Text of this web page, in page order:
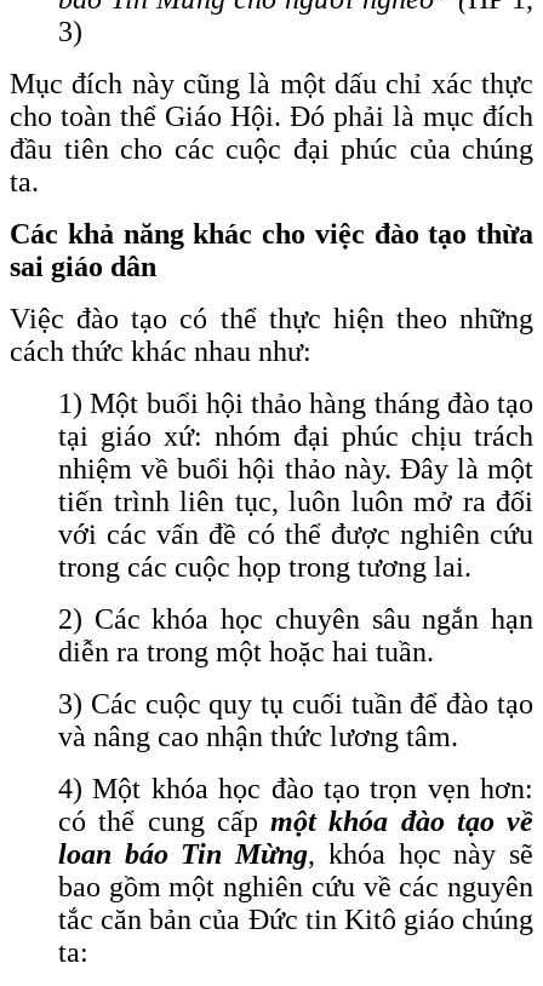
3)
Mục đích này cũng là một dấu chỉ xác thực
cho toàn thể Giáo Hội. Đó phải là mục đích
đầu tiên cho các cuộc đại phúc của chúng
ta.
Các khả năng khác cho việc đào tạo thừa
sai giáo dân
Việc đào tạo có thể thực hiện theo những
cách thức khác nhau như:
1) Một buổi hội thảo hàng tháng đào tạo
tại giáo xứ: nhóm đại phúc chịu trách
nhiệm về buổi hội thảo này. Đây là một
tiến trình liên tục, luôn luôn mở ra đối
với các vấn đề có thể được nghiên cứu
trong các cuộc họp trong tương lai.
2) Các khóa học chuyên sâu ngắn hạn
diễn ra trong một hoặc hai tuần.
3) Các cuộc quy tụ cuối tuần để đào tạo
và nâng cao nhận thức lương tâm.
4) Một khóa học đào tạo trọn vẹn hơn:
có thể cung cấp một khóa đào tạo về
loan báo Tin Mừng, khóa học này sẽ
bao gồm một nghiên cứu về các nguyên
tắc căn bản của Đức tin Kitô giáo chúng
ta: